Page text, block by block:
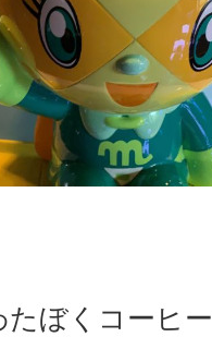
たぼくコーヒー